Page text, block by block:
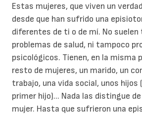
Estas mujeres, que viven un
desde que han sufrido una
diferentes de ti o de mí. No
problemas de salud, ni tampoco
psicológicos. Tienen, en la misma
resto de mujeres, un marido, un
trabajo, una vida social, unos hijos
primer hijo)... Nada las distingue
mujer. Hasta que sufrieron una